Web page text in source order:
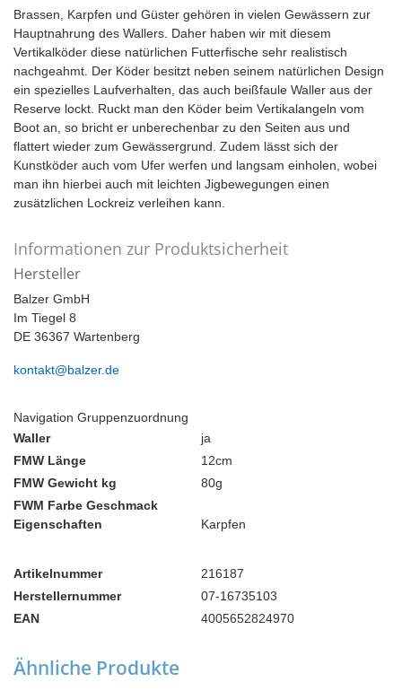
Brassen, Karpfen und Güster gehören in vielen Gewässern zur
Hauptnahrung des Wallers. Daher haben wir mit diesem
Vertikalköder diese natürlichen Futterfische sehr realistisch
nachgeahmt. Der Köder besitzt neben seinem natürlichen Design
ein spezielles Laufverhalten, das auch beißfaule Waller aus der
Reserve lockt. Ruckt man den Köder beim Vertikalangeln vom
Boot an, so bricht er unberechenbar zu den Seiten aus und
flattert wieder zum Gewässergrund. Zudem lässt sich der
Kunstköder auch vom Ufer werfen und langsam einholen, wobei
man ihn hierbei auch mit leichten Jigbewegungen einen
zusätzlichen Lockreiz verleihen kann.
Informationen zur Produktsicherheit
Hersteller
Balzer GmbH
Im Tiegel 8
DE 36367 Wartenberg
kontakt@balzer.de
Navigation Gruppenzuordnung
Waller
ja
FMW Länge
12cm
FMW Gewicht kg
80g
FWM Farbe Geschmack
Eigenschaften
Karpfen
Artikelnummer
216187
Herstellernummer
07-16735103
EAN
4005652824970
Ähnliche Produkte